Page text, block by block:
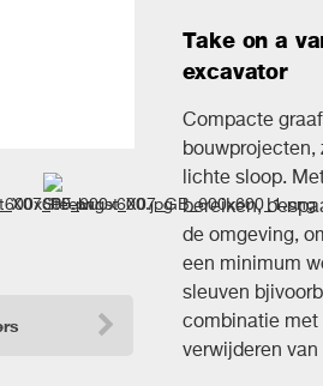
Take on a
excavator
Compacte
bouwprojecten,
lichte sloop.
bereiken,
de omgeving,
een minimum
sleuven
combinatie met
verwijderen